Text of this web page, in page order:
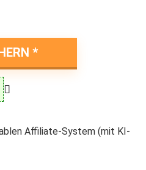
Affiliate-System (mit KI-